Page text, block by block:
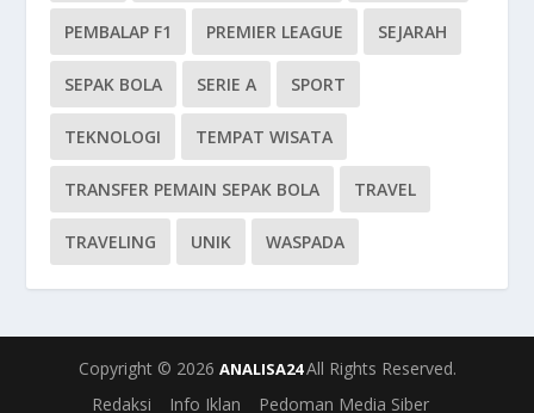
PEMBALAP F1 PREMIER LEAGUE SEJARAH
SEPAK BOLA SERIE A SPORT
TEKNOLOGI TEMPAT WISATA
TRANSFER PEMAIN SEPAK BOLA TRAVEL
TRAVELING UNIK WASPADA
Copyright © 2026 ANALISA24All Rights Reserved.
Redaksi
Info Iklan Pedoman Media Siber